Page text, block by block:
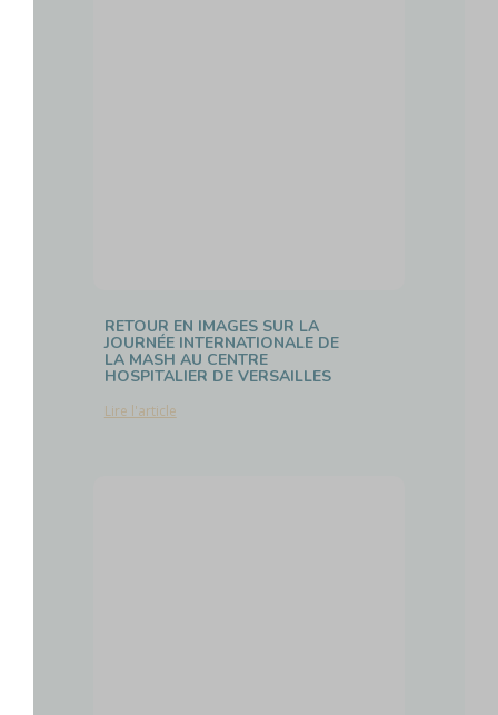
RETOUR EN IMAGES SUR LA
JOURNÉE INTERNATIONALE DE
LA MASH AU CENTRE
HOSPITALIER DE VERSAILLES
Lire l'article